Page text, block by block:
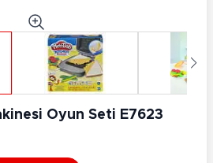
Oyun Seti E7623